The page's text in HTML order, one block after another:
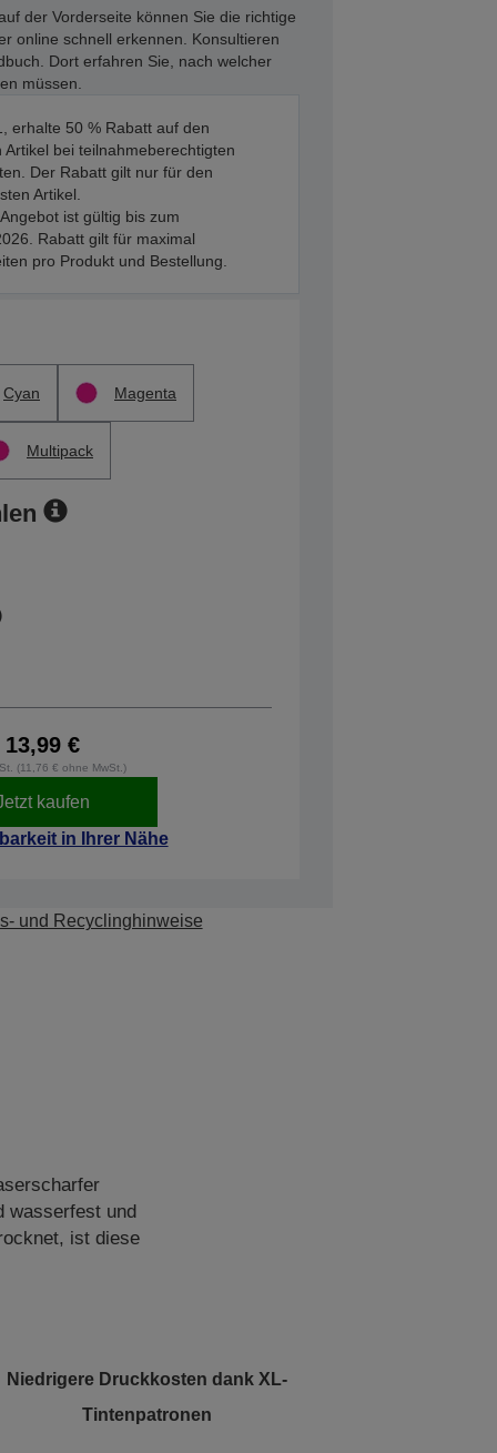
der Vorderseite können Sie die richtige
online schnell erkennen. Konsultieren
Dort erfahren Sie, nach welcher
müssen.
erhalte 50 % Rabatt auf den
Artikel bei teilnahmeberechtigten
Der Rabatt gilt nur für den
Artikel.
ist gültig bis zum
Rabatt gilt für maximal
pro Produkt und Bestellung.
Cyan Magenta
Multipack
13,99 €
(11,76 € ohne MwSt.)
kaufen
in Ihrer Nähe
und Recyclinghinweise
wasserfest und
ist diese
Niedrigere Druckkosten dank XL-
Tintenpatronen